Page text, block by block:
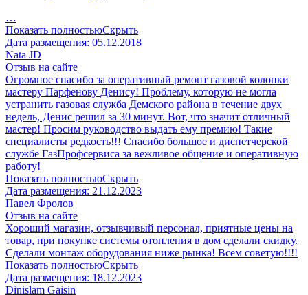
…
Показать полностьюСкрыть
Дата размещения: 05.12.2018
Nata JD
Отзыв на сайте
Огромное спасибо за оперативный ремонт газовой колонки
мастеру Парфенову Денису! Проблему, которую не могла
устранить газовая служба Демского района в течение двух
недель, Денис решил за 30 минут. Вот, что значит отличный
мастер! Просим руководство выдать ему премию! Такие
специалисты редкость!!! Спасибо большое и диспетчерской
службе ГазПрофсервиса за вежливое общение и оперативную
работу!
Показать полностьюСкрыть
Дата размещения: 21.12.2023
Павел Фролов
Отзыв на сайте
Хороший магазин, отзывчивый персонал, приятные цены на
товар, при покупке системы отопления в дом сделали скидку.
Сделали монтаж оборудования ниже рынка! Всем советую!!!!
Показать полностьюСкрыть
Дата размещения: 18.12.2023
Dinislam Gaisin